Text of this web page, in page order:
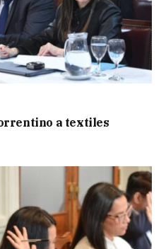
a textiles